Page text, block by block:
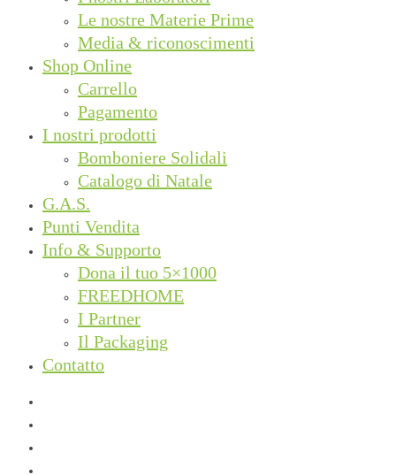
Le nostre Materie Prime
Media & riconoscimenti
Shop Online
Carrello
Pagamento
I nostri prodotti
Bomboniere Solidali
Catalogo di Natale
G.A.S.
Punti Vendita
Info & Supporto
Dona il tuo 5×1000
FREEDHOME
I Partner
Il Packaging
Contatto